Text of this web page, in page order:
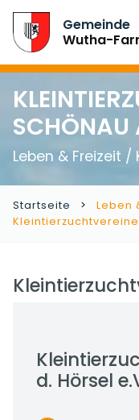
Gemeinde
Wutha-
SCHÖNAU
Leben & Freizeit
Startseite Leben
Kleintierzuchtvereine
d. Hörsel